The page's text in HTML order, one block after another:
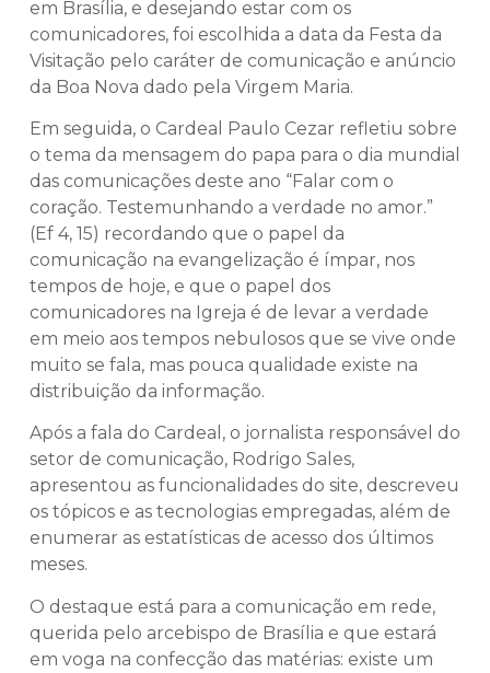
em Brasília, e desejando estar com os
comunicadores, foi escolhida a data da Festa da
Visitação pelo caráter de comunicação e anúncio
da Boa Nova dado pela Virgem Maria.
Em seguida, o Cardeal Paulo Cezar refletiu sobre
o tema da mensagem do papa para o dia mundial
das comunicações deste ano “Falar com o
coração. Testemunhando a verdade no amor.”
(Ef 4, 15) recordando que o papel da
comunicação na evangelização é ímpar, nos
tempos de hoje, e que o papel dos
comunicadores na Igreja é de levar a verdade
em meio aos tempos nebulosos que se vive onde
muito se fala, mas pouca qualidade existe na
distribuição da informação.
Após a fala do Cardeal, o jornalista responsável do
setor de comunicação, Rodrigo Sales,
apresentou as funcionalidades do site, descreveu
os tópicos e as tecnologias empregadas, além de
enumerar as estatísticas de acesso dos últimos
meses.
O destaque está para a comunicação em rede,
querida pelo arcebispo de Brasília e que estará
em voga na confecção das matérias: existe um